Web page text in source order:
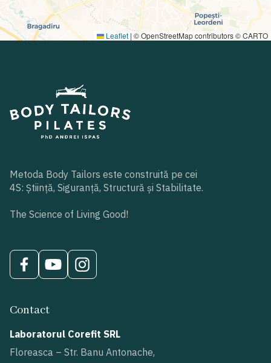
Leaflet | © OpenStreetMap contributors © CARTO
Metoda Body Tailors este construită pe cei
4S: Știință, Siguranță, Structură și Stabilitate.
The Science of Living Good!
Contact
Laboratorul Corefit SRL
Floreasca – Str. Banu Antonache,